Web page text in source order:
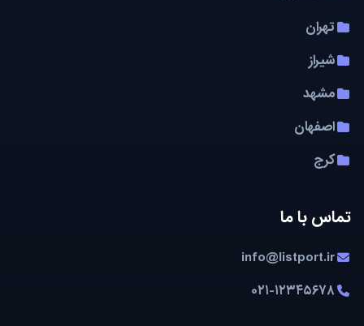
تهران
شیراز
مشهد
اصفهان
کرج
تماس با ما
info@listport.ir
۰۲۱-۱۲۳۴۵۶۷۸